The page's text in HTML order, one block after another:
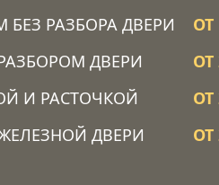
РАЗБОРА ДВЕРИ
ОТ
ДВЕРИ
ОТ
И РАСТОЧКОЙ
ОТ
ДВЕРИ
ОТ